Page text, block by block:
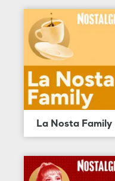
La Nosta Family